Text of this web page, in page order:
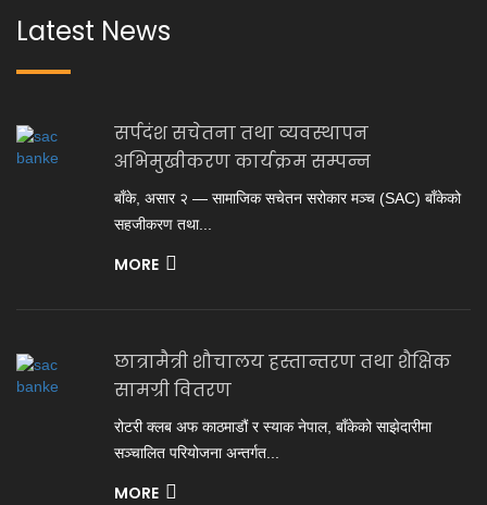
Latest News
सर्पदंश सचेतना तथा व्यवस्थापन
अभिमुखीकरण कार्यक्रम सम्पन्न
बाँके, असार २ — सामाजिक सचेतन सरोकार मञ्च (SAC) बाँकेको
सहजीकरण तथा...
MORE
छात्रामैत्री शौचालय हस्तान्तरण तथा शैक्षिक
सामग्री वितरण
रोटरी क्लब अफ काठमाडौं र स्याक नेपाल, बाँकेको साझेदारीमा
सञ्चालित परियोजना अन्तर्गत...
MORE